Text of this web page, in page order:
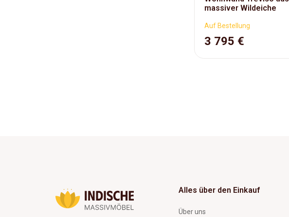
massiver Wildeiche
Auf Bestellung
3 795 €
Alles über den Einkauf
Über uns